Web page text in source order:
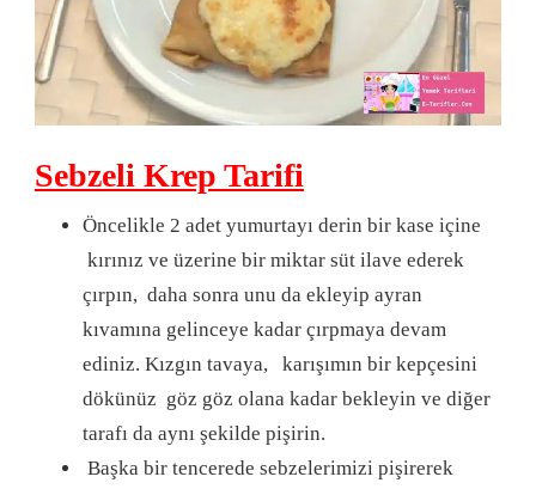
Sebzeli Krep Tarifi
Öncelikle 2 adet yumurtayı derin bir kase içine
kırınız ve üzerine bir miktar süt ilave ederek
çırpın, daha sonra unu da ekleyip ayran
kıvamına gelinceye kadar çırpmaya devam
ediniz. Kızgın tavaya, karışımın bir kepçesini
dökünüz göz göz olana kadar bekleyin ve diğer
tarafı da aynı şekilde pişirin.
Başka bir tencerede sebzelerimizi pişirerek